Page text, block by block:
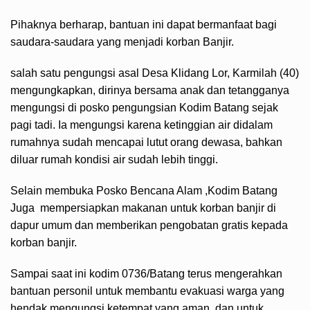
Pihaknya berharap, bantuan ini dapat bermanfaat bagi
saudara-saudara yang menjadi korban Banjir.
salah satu pengungsi asal Desa Klidang Lor, Karmilah (40)
mengungkapkan, dirinya bersama anak dan tetangganya
mengungsi di posko pengungsian Kodim Batang sejak
pagi tadi. Ia mengungsi karena ketinggian air didalam
rumahnya sudah mencapai lutut orang dewasa, bahkan
diluar rumah kondisi air sudah lebih tinggi.
Selain membuka Posko Bencana Alam ,Kodim Batang
Juga mempersiapkan makanan untuk korban banjir di
dapur umum dan memberikan pengobatan gratis kepada
korban banjir.
Sampai saat ini kodim 0736/Batang terus mengerahkan
bantuan personil untuk membantu evakuasi warga yang